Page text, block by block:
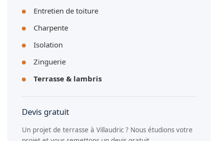
Entretien de toiture
Charpente
Isolation
Zinguerie
Terrasse & lambris
Devis gratuit
Un projet de terrasse à Villaudric ? Nous étudions votre